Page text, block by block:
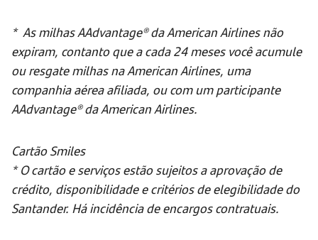
* As milhas AAdvantage® da American Airlines não
expiram, contanto que a cada 24 meses você acumule
ou resgate milhas na American Airlines, uma
companhia aérea afiliada, ou com um participante
AAdvantage® da American Airlines.
Cartão Smiles
* O cartão e serviços estão sujeitos a aprovação de
crédito, disponibilidade e critérios de elegibilidade do
Santander. Há incidência de encargos contratuais.